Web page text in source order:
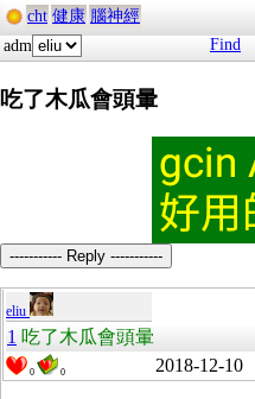
cht 健康 腦神經
adm
Find
吃了木瓜會頭暈
----------- Reply -----------
eliu
1 吃了木瓜會頭暈
0 0 2018-12-10